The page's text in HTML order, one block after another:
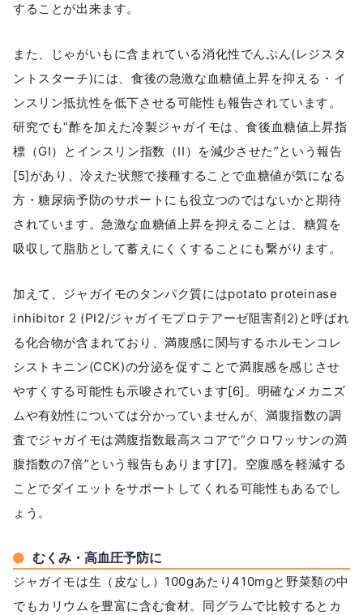
することが出来ます。
また、じゃがいもに含まれている消化性でんぷん(レジスタ
ントスターチ)には、食後の急激な血糖値上昇を抑える・イ
ンスリン抵抗性を低下させる可能性も報告されています。
研究でも“酢を加えた冷製ジャガイモは、食後血糖値上昇指
標（GI）とインスリン指数（II）を減少させた”という報告
[5]があり、冷えた状態で接種することで血糖値が気になる
方・糖尿病予防のサポートにも役立つのではないかと期待
されています。急激な血糖値上昇を抑えることは、糖質を
吸収して脂肪として蓄えにくくすることにも繋がります。
加えて、ジャガイモのタンパク質にはpotato proteinase
inhibitor 2 (PI2/ジャガイモプロテアーゼ阻害剤2)と呼ばれ
る化合物が含まれており、満腹感に関与するホルモンコレ
シストキニン(CCK)の分泌を促すことで満腹感を感じさせ
やすくする可能性も示唆されています[6]。明確なメカニズ
ムや有効性については分かっていませんが、満腹指数の調
査でジャガイモは満腹指数最高スコアで“クロワッサンの満
腹指数の7倍”という報告もあります[7]。空腹感を軽減する
ことでダイエットをサポートしてくれる可能性もあるでし
ょう。
むくみ・高血圧予防に
ジャガイモは生（皮なし）100gあたり410mgと野菜類の中
でもカリウムを豊富に含む食材。同グラムで比較するとカ